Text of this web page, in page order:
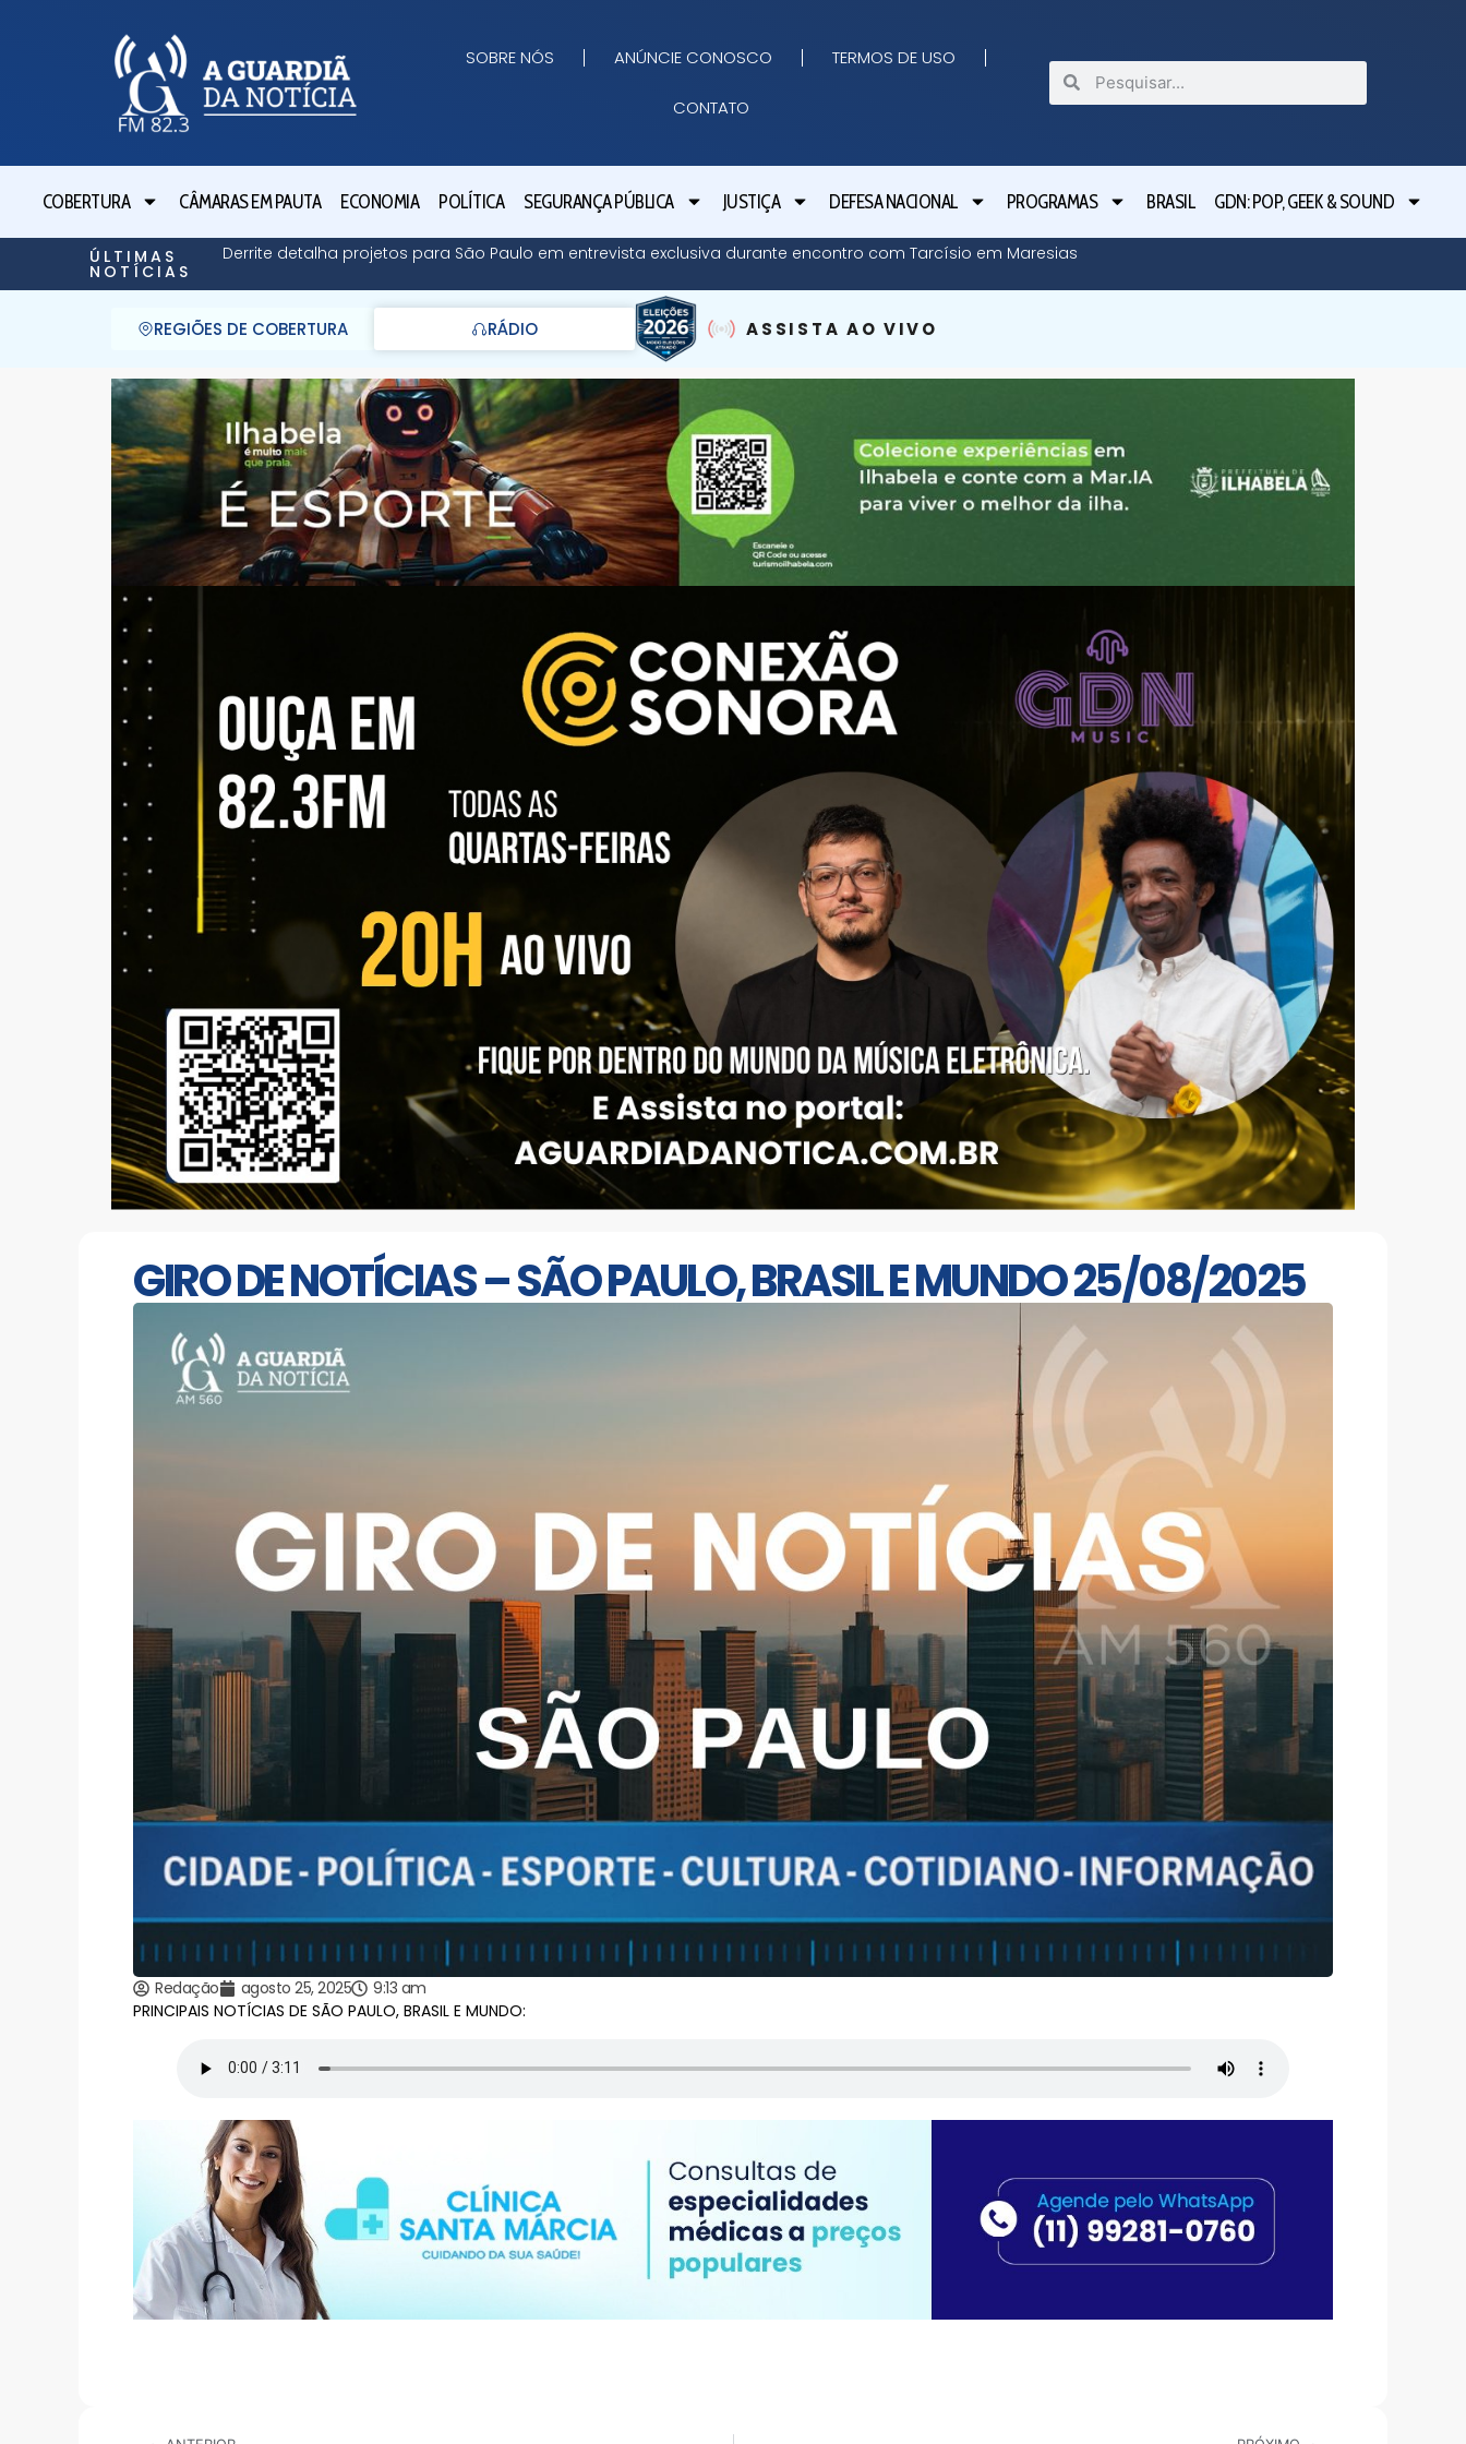
SOBRE NÓS ANÚNCIE CONOSCO TERMOS DE USO
CONTATO
COBERTURA CÂMARAS EM PAUTA ECONOMIA POLÍTICA SEGURANÇA PÚBLICA JUSTIÇA DEFESA NACIONAL PROGRAMAS BRASIL GDN: POP, GEEK & SOUND
ÚLTIMAS
NOTÍCIAS
Derrite detalha projetos para São Paulo em entrevista exclusiva durante encontro com Tarcísio em Maresias
REGIÕES DE COBERTURA RÁDIO ASSISTA AO VIVO
GIRO DE NOTÍCIAS – SÃO PAULO, BRASIL E MUNDO 25/08/2025
Redação agosto 25, 2025
9:13 am
PRINCIPAIS NOTÍCIAS DE SÃO PAULO, BRASIL E MUNDO: